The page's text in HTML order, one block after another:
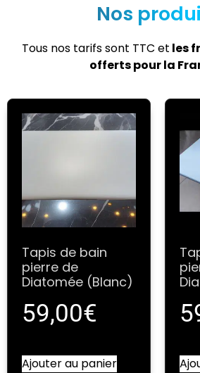
Nos
Tous nos tarifs sont TTC et les
offerts pour la
Tapis de bain
pierre de
Diatomée (Blanc)
59,00€
Ajouter au panier